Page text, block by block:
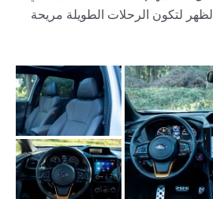
لتكون الرحلات الطويلة مريحة